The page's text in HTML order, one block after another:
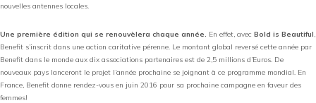
nouvelles antennes locales.
Une première édition qui se renouvèlera chaque année. En effet, avec Bold is Beautiful,
Benefit s’inscrit dans une action caritative pérenne. Le montant global reversé cette année par
Benefit dans le monde aux dix associations partenaires est de 2,5 millions d’Euros. De
nouveaux pays lanceront le projet l’année prochaine se joignant à ce programme mondial. En
France, Benefit donne rendez-vous en juin 2016 pour sa prochaine campagne en faveur des
femmes!